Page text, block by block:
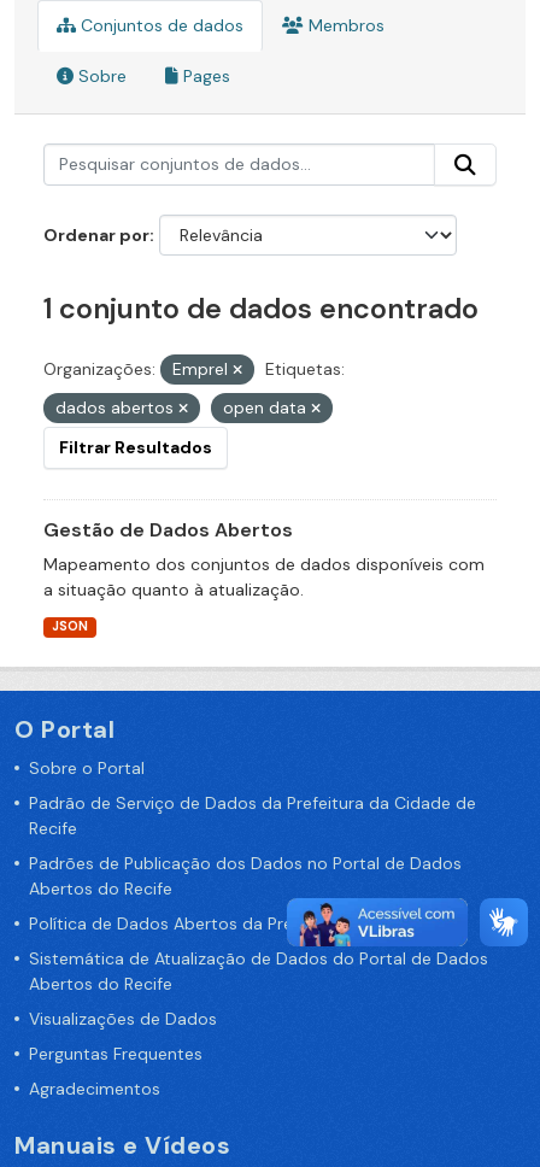
Conjuntos de dados Membros
Sobre Pages
Ordenar por
1 conjunto de dados encontrado
Organizações: Emprel
Etiquetas:
dados abertos
open data
Filtrar Resultados
Gestão de Dados Abertos
Mapeamento dos conjuntos de dados disponíveis com
a situação quanto à atualização.
JSON
O Portal
Sobre o Portal
Padrão de Serviço de Dados da Prefeitura da Cidade de
Recife
Padrões de Publicação dos Dados no Portal de Dados
Abertos do Recife
Política de Dados Abertos da Prefeitura do Recife
Sistemática de Atualização de Dados do Portal de Dados
Abertos do Recife
Visualizações de Dados
Perguntas Frequentes
Agradecimentos
Manuais e Vídeos